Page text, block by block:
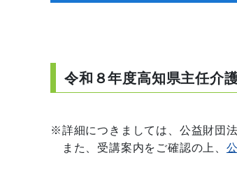
令和８年度高知県主任介
※詳細につきましては、公益財団
また、受講案内をご確認の上、